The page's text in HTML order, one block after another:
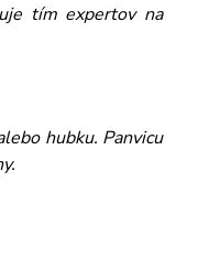
tím expertov na
hubku. Panvicu